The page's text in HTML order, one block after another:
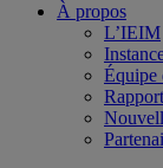
À propos
L’IEIM
Équipe